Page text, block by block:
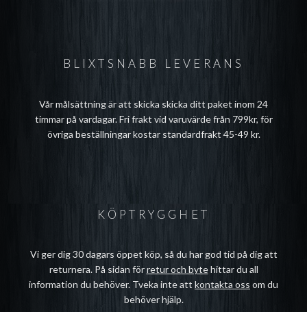
BLIXTSNABB LEVERANS
Vår målsättning är att skicka skicka ditt paket inom 24
timmar på vardagar. Fri frakt vid varuvärde från 799kr, för
övriga beställningar kostar standardfrakt 45-49 kr.
KÖPTRYGGHET
Vi ger dig 30 dagars öppet köp, så du har god tid på dig att
returnera. På sidan förretur och bytehittar du all
information du behöver. Tveka inte att kontakta oss om du
behöver hjälp.